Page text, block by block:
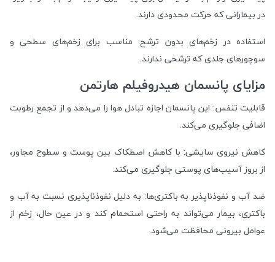
در بیمارانی که حرکت محدودی دارند.
استفاده در زخم‌های بدون ترشح: مناسب برای زخم‌های سطحی و
سوچورهای جلدی که ترشحی ندارند.
مزایای پانسمان هیدروفیلم هارتمن
قابلیت تنفس: این پانسمان اجازه تبادل هوا را می‌دهد و از تجمع رطوبت
اضافی جلوگیری می‌کند.
کاهش نیروی سایشی: با کاهش اصطکاک بین پوست و سطوح مجاور،
از بروز آسیب‌های پوستی جلوگیری می‌کند.
ضد آب و نفوذناپذیر به باکتری‌ها: به دلیل نفوذناپذیری نسبت به آب و
باکتری، بیمار می‌تواند به راحتی استحمام کند و در عین حال، زخم از
عوامل بیرونی محافظت می‌شود.